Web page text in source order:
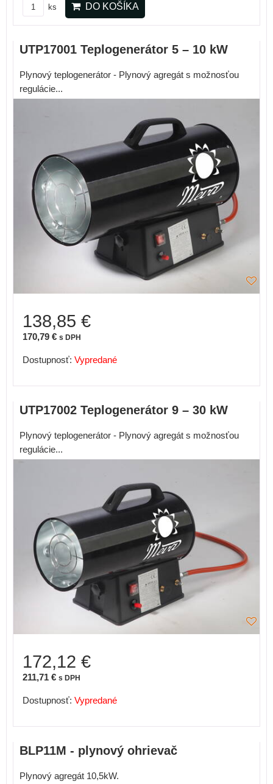
ks DO KOŠÍKA
UTP17001 Teplogenerátor 5 – 10 kW
Plynový teplogenerátor - Plynový agregát s možnosťou
regulácie...
138,85 €
170,79 € s DPH
Dostupnosť: Vypredané
UTP17002 Teplogenerátor 9 – 30 kW
Plynový teplogenerátor - Plynový agregát s možnosťou
regulácie...
172,12 €
211,71 € s DPH
Dostupnosť: Vypredané
BLP11M - plynový ohrievač
Plynový agregát 10,5kW.